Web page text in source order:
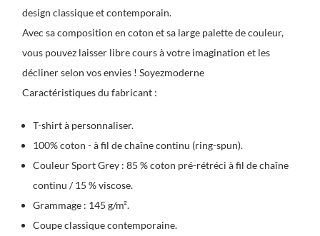
design classique et contemporain.
Avec sa composition en coton et sa large palette de couleur,
vous pouvez laisser libre cours à votre imagination et les
décliner selon vos envies ! Soyezmoderne
Caractéristiques du fabricant :
T-shirt à personnaliser.
100% coton - à fil de chaîne continu (ring-spun).
Couleur Sport Grey : 85 % coton pré-rétréci à fil de chaîne
continu / 15 % viscose.
Grammage : 145 g/m².
Coupe classique contemporaine.